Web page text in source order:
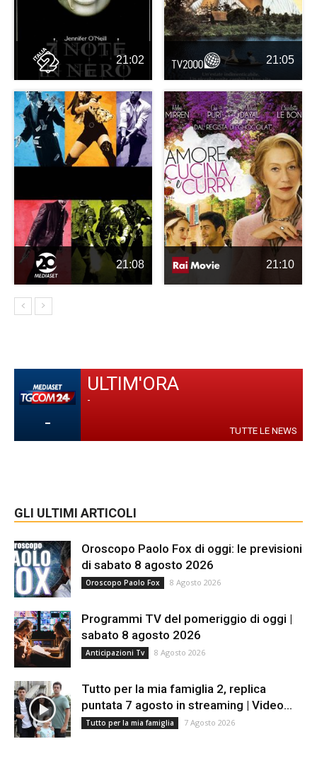
21:02 21:05
21:08 21:10
-
ULTIM'ORA
-
TUTTE LE NEWS
GLI ULTIMI ARTICOLI
Oroscopo Paolo Fox di oggi: le previsioni
di sabato 8 agosto 2026
Oroscopo Paolo Fox 8 Agosto 2026
Programmi TV del pomeriggio di oggi |
sabato 8 agosto 2026
Anticipazioni Tv 8 Agosto 2026
Tutto per la mia famiglia 2, replica
puntata 7 agosto in streaming | Video...
Tutto per la mia famiglia 7 Agosto 2026